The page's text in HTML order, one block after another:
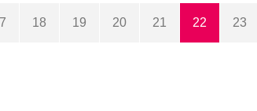
18 19 20 21 22 23